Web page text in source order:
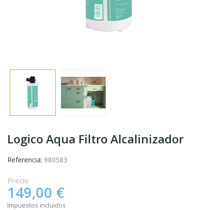
Logico Aqua Filtro Alcalinizador
Referencia: 980583
Precio
149,00 €
Impuestos incluidos